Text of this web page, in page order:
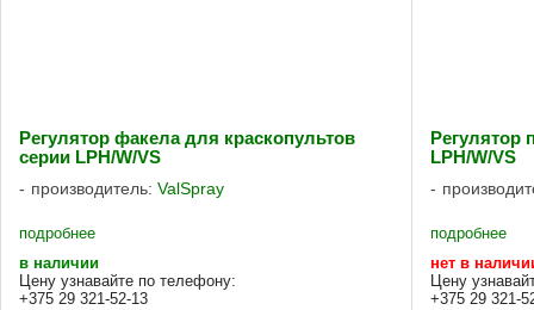
Регулятор факела для краскопультов
серии LPH/W/VS
производитель: ValSpray
подробнее
в наличии
Цену узнавайте по телефону:
+375 29 321-52-13
Регулятор
LPH/W/VS
подробнее
нет в
Цену
+375 29 321-